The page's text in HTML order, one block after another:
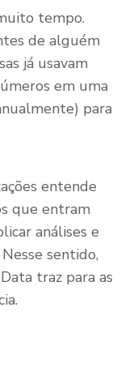
tempo.
de alguém
já usavam
em uma
para
entende
que entram
análises e
sentido,
traz para as